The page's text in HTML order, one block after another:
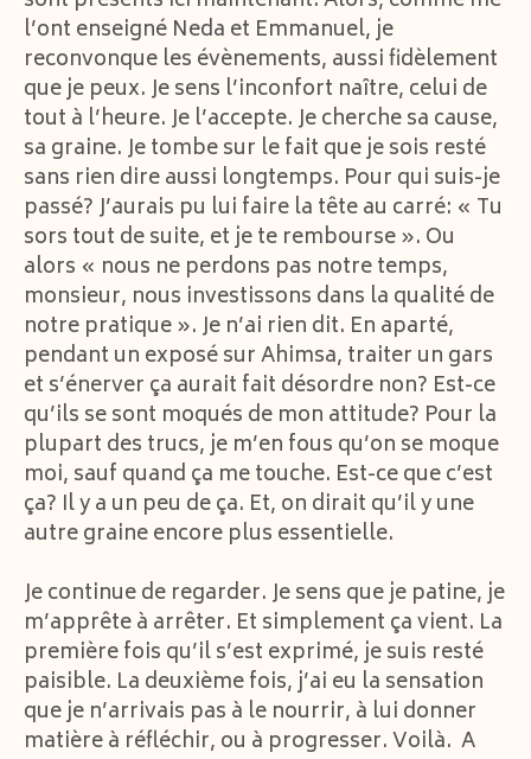
l’ont enseigné Neda et Emmanuel, je
reconvonque les évènements, aussi fidèlement
que je peux. Je sens l’inconfort naître, celui de
tout à l’heure. Je l’accepte. Je cherche sa cause,
sa graine. Je tombe sur le fait que je sois resté
sans rien dire aussi longtemps. Pour qui suis-je
passé? J’aurais pu lui faire la tête au carré: « Tu
sors tout de suite, et je te rembourse ». Ou
alors « nous ne perdons pas notre temps,
monsieur, nous investissons dans la qualité de
notre pratique ». Je n’ai rien dit. En aparté,
pendant un exposé sur Ahimsa, traiter un gars
et s’énerver ça aurait fait désordre non? Est-ce
qu’ils se sont moqués de mon attitude? Pour la
plupart des trucs, je m’en fous qu’on se moque
moi, sauf quand ça me touche. Est-ce que c’est
ça? Il y a un peu de ça. Et, on dirait qu’il y une
autre graine encore plus essentielle.
Je continue de regarder. Je sens que je patine, je
m’apprête à arrêter. Et simplement ça vient. La
première fois qu’il s’est exprimé, je suis resté
paisible. La deuxième fois, j’ai eu la sensation
que je n’arrivais pas à le nourrir, à lui donner
matière à réfléchir, ou à progresser. Voilà. A